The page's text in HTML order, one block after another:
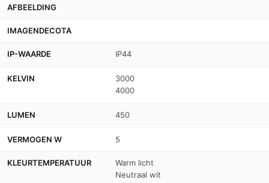
AFBEELDING
IMAGENDECOTA
IP-WAARDE IP44
KELVIN
3000
4000
LUMEN 450
VERMOGEN W 5
KLEURTEMPERATUUR
Warm licht
Neutraal wit